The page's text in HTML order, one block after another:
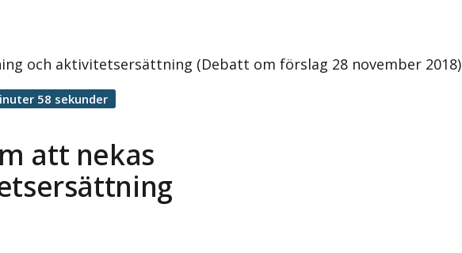
och aktivitetsersättning (Debatt om förslag 28 november 2018)
att nekas
58 sekunder